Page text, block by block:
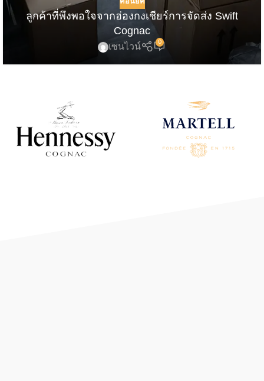
ลูกค้าที่พึงพอใจจากฮ่องกงเชียร์การจัดส่ง Swift
Cognac
เซนไวน์ 0